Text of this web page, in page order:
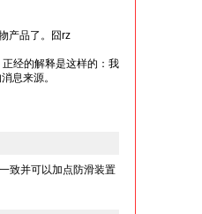
产品了。囧rz
经的解释是这样的：我
息来源。
致并可以加点防滑装置